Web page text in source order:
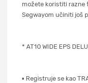
možete koristiti razne
Segwayom učiniti još
* AT10 WIDE EPS
▪ Registruje se kao